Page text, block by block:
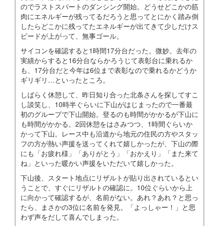
のでラストスパートのダンシング開始。どうせどこかの筋
肉にエネルギーが残ってるだろうと思ってとにかく踏み倒
したらどこかに残ってたエネルギーが出てきて少しだけス
ピードが上がって、無事ゴール。
サイコンを確認すると1時間17分台だった。微妙。去年の
実績からすると16分台ならかろうじて表彰台に乗れるか
も、17分台だと今年は6位まで表彰なので乗れるかどうか
ギリギリ…といったところ。
しばらく休憩して、昨日知り合った北条さんを探してすこ
し談笑し、10時半ぐらいに下山がはじまったので一番最
初のグループで下山開始。登るのも時間がかかるが下山に
も時間がかかる。2回休憩をはさみつつ、1時間ぐらいか
かって下山。レース中も沿道から地元の住民の方やスタッ
フの方が熱い声援を送ってくれて嬉しかったが、下山の際
にも「お疲れ様」「ありがとう」「おかえり」「また来て
ね」といった暖かい声援をいただいて嬉しかった。
下山後、スタート地点にリザルトが貼り出されているとい
うことで、すぐにリザルトの確認に。10位ぐらいから上
に向かって確認するが、名前がない。あれ？あれ？と思っ
たら、まさかの3位に名前を発見。「よっしゃー！」と思
わず声をだして喜んでしまった。